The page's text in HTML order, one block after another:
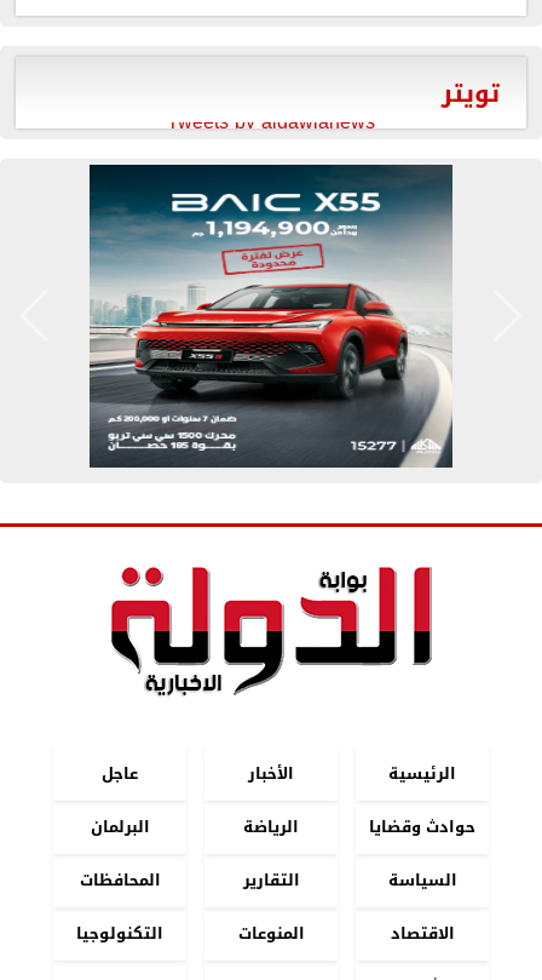
تويتر
Tweets by aldawlanews
الرئيسية الأخبار
عاجل
حوادث وقضايا
الرياضة
البرلمان
السياسة
التقارير
المحافظات
الاقتصاد
المنوعات
التكنولوجيا